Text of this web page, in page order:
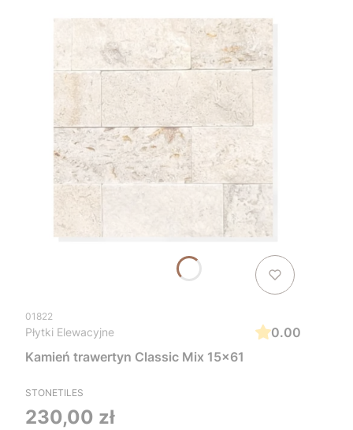
01822
Płytki Elewacyjne
0.00
Kamień trawertyn Classic Mix 15x61
STONETILES
Cena
230,00 zł